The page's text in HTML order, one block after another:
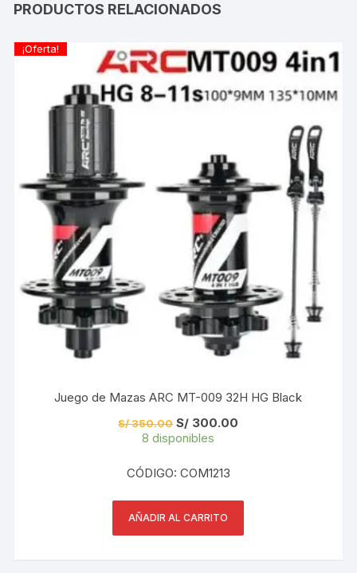
PRODUCTOS RELACIONADOS
¡Oferta!
Juego de Mazas ARC MT-009 32H HG Black
S/350.00 El
precio
original
S/ 350.00.
S/ 300.00
8 disponibles
CÓDIGO: COM1213
AÑADIR AL CARRITO